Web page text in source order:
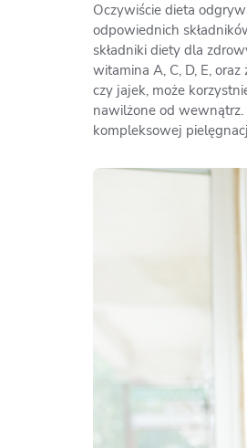
Oczywiście dieta
odpowiednich
składniki diety dla
witamina A, C, D, E,
czy jajek, może
nawilżone od wewnątrz.
kompleksowej